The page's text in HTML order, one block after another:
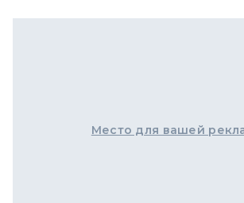
Место для вашей